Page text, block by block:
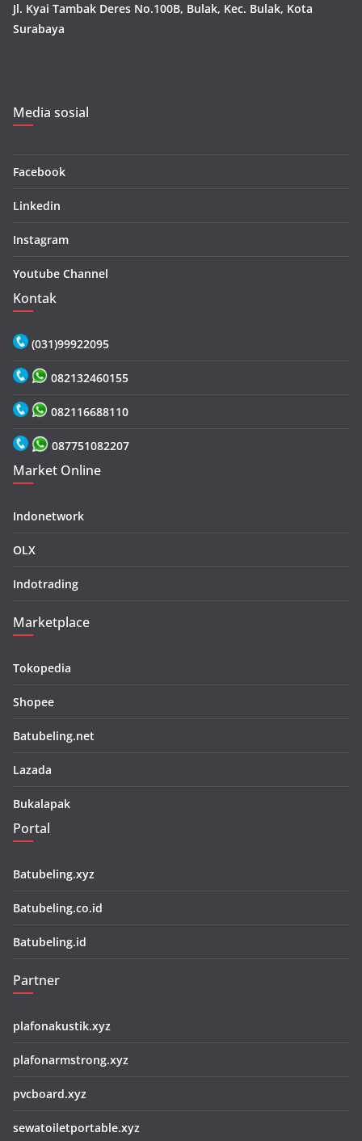
Jl. Kyai Tambak Deres No.100B, Bulak, Kec. Bulak, Kota
Surabaya
Media sosial
Facebook
Linkedin
Instagram
Youtube Channel
Kontak
(031)99922095
082132460155
082116688110
087751082207
Market Online
Indonetwork
OLX
Indotrading
Marketplace
Tokopedia
Shopee
Batubeling.net
Lazada
Bukalapak
Portal
Batubeling.xyz
Batubeling.co.id
Batubeling.id
Partner
plafonakustik.xyz
plafonarmstrong.xyz
pvcboard.xyz
sewatoiletportable.xyz